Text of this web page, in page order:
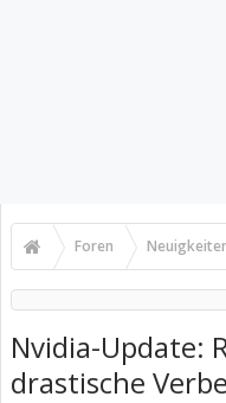
Foren
Nvidia-Update:
drastische